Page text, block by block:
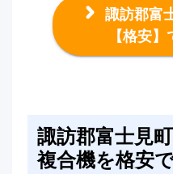
諏訪郡富
【格安
諏訪郡富士見
複合機を格安